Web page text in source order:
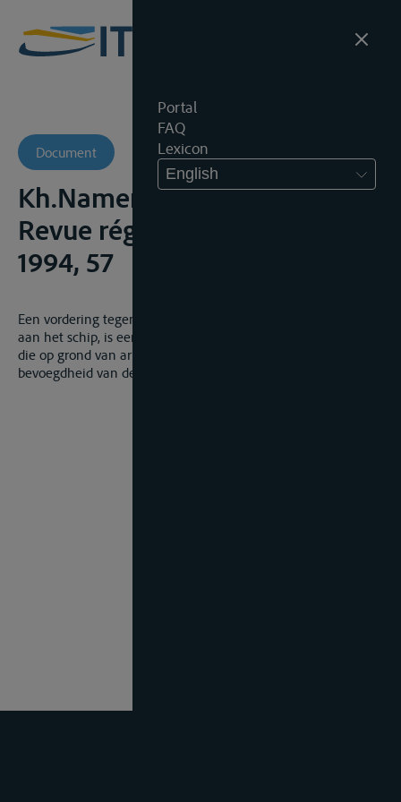
Portal
FAQ
Lexicon
English
Document
Kh.Namen, 3 januari 1994,
Revue régionale de droit,
1994, 57
Een vordering tegen de vaarwegbeheerder wegens schade
aan het schip, is een vordering in zake zee- en binnenvaart
die op grond van art. 574, 7° Ger.W. valt onder de materiële
bevoegdheid van de (Ondernemingsrechtbank).